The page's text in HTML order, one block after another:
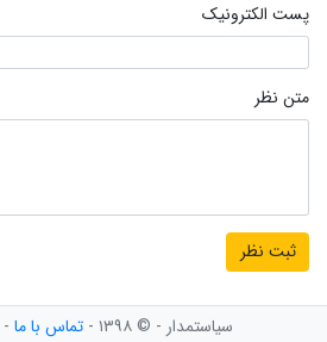
پست الکترونیک
متن نظر
سیاستمدار - © ۱۳۹۸ - تماس با ما -